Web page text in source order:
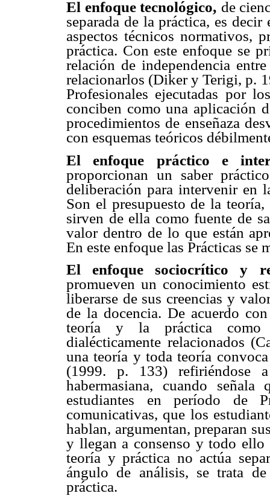
El enfoque tecnológico, de
separada de la práctica, es
aspectos técnicos normativos,
práctica. Con este enfoque se
relación de independencia
relacionarlos (Diker y Terigi, p.
Profesionales ejecutadas por
conciben como una aplicación
procedimientos de enseñaza
con esquemas teóricos
El enfoque práctico e
proporcionan un saber
deliberación para intervenir en
Son el presupuesto de la
sirven de ella como fuente de
valor dentro de lo que están
En este enfoque las Prácticas se
El enfoque sociocrítico y
promueven un conocimiento
liberarse de sus creencias y
de la docencia. De acuerdo
teoría y la práctica como
dialécticamente relacionados
una teoría y toda teoría
(1999. p. 133) refiriéndose
habermasiana, cuando
estudiantes en período de
comunicativas, que los
hablan, argumentan, preparan
y llegan a consenso y todo ello
teoría y práctica no actúa
ángulo de análisis, se trata
práctica.